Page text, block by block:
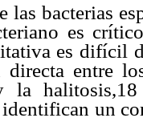
las bacterias
es
es difícil
directa entre
la
un